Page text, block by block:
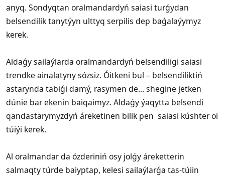
anyq. Sondyqtan oralmandardyń saiasi turǵydan
belsendilik tanytýyn ulttyq serpilis dep baǵalaýymyz
kerek.
Aldaǵy sailaýlarda oralmandardyń belsendiligi saiasi
trendke ainalatyny sózsiz. Óitkeni bul – belsendiliktiń
astarynda tabiǵi damý, rasymen de... shegine jetken
dúnie bar ekenin baiqaimyz. Aldaǵy ýaqytta belsendi
qandastarymyzdyń áreketinen bilik pen saiasi kúshter oi
túiýi kerek.
Al oralmandar da ózderiniń osy jolǵy áreketterin
salmaqty túrde baiyptap, kelesi sailaýlarǵa tas-túiin